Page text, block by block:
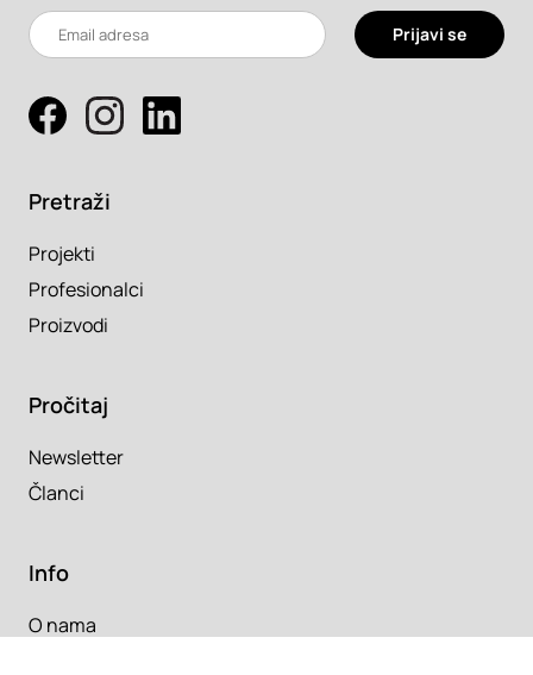
Prijavi se
Pretraži
Projekti
Profesionalci
Proizvodi
Pročitaj
Newsletter
Članci
Info
O nama